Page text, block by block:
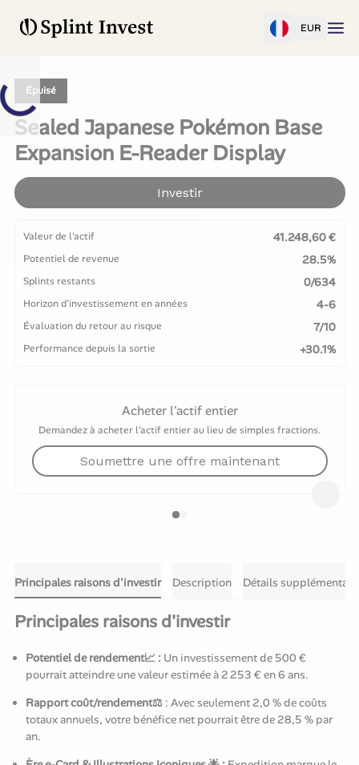
EUR
Épuisé
Sealed Japanese Pokémon Base
Expansion E-Reader Display
Investir
Valeur de l'actif 41.248,60 €
Potentiel de revenue 28.5%
Splints restants 0/634
Horizon d'investissement en années 4-6
Évaluation du retour au risque 7/10
Performance depuis la sortie +30.1%
Acheter l'actif entier
Demandez à acheter l'actif entier au lieu de simples fractions.
Soumettre une offre maintenant
Principales raisons d'investir Description Détails
Principales raisons d'investir
Potentiel de rendement📈 : Un investissement de 500 €
pourrait atteindre une valeur estimée à 2 253 € en 6 ans.
Rapport coût/rendement⚖️ : Avec seulement 2,0 % de coûts
totaux annuels, votre bénéfice net pourrait être de 28,5 % par
an.